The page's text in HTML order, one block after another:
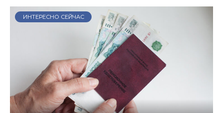
ИНТЕРЕСНО СЕЙЧАС